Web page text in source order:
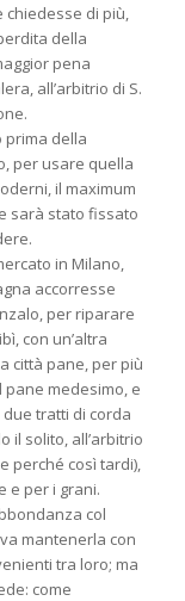
chiedesse di più,
della
pena
all’arbitrio di S.
prima della
per usare quella
il maximum
sarà stato fissato
in Milano,
accorresse
per riparare
con un’altra
città pane, per più
medesimo, e
due tratti di corda
il solito, all’arbitrio
perché così tardi),
e per i grani.
col
mantenerla con
tra loro; ma
come